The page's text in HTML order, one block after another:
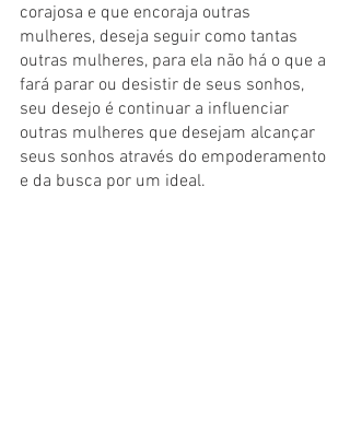
corajosa e que encoraja outras
mulheres, deseja seguir como tantas
outras mulheres, para ela não há o que a
fará parar ou desistir de seus sonhos,
seu desejo é continuar a influenciar
outras mulheres que desejam alcançar
seus sonhos através do empoderamento
e da busca por um ideal.